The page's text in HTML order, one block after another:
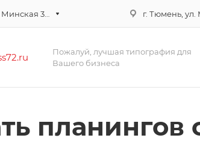
г. Тюмень, ул.
Пожалуй, лучшая типография для
Вашего бизнеса
планингов